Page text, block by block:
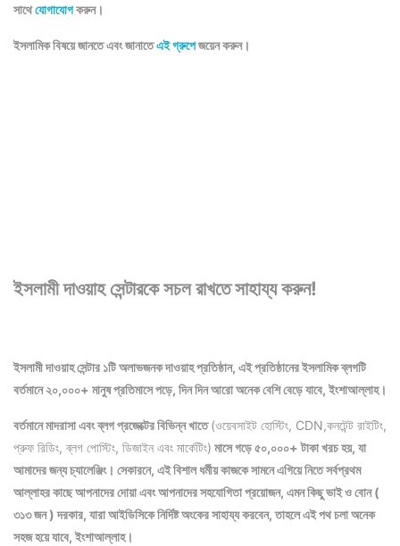
সাথেযোগাযোগকরুন।
ইসলামিক বিষয়ে জানতে এবং জানাতেএই গ্রুপেজয়েন করুন।
ইসলামী দাওয়াহ সেন্টারকে সচল রাখতে সাহায্য করুন!
ইসলামী দাওয়াহ সেন্টার ১টি অলাভজনক দাওয়াহ প্রতিষ্ঠান, এই প্রতিষ্ঠানের ইসলামিক ব্লগটি
বর্তমানে ২০,০০০+ মানুষ প্রতিমাসে পড়ে, দিন দিন আরো অনেক বেশি বেড়ে যাবে, ইংশাআল্লাহ।
বর্তমানে মাদরাসা এবং ব্লগ প্রজেক্টের বিভিন্ন খাতে(ওয়েবসাইট হোস্টিং, CDN,কনটেন্ট রাইটিং,
প্রুফ রিডিং, ব্লগ পোস্টিং, ডিজাইন এবং মার্কেটিং) মাসে গড়ে ৫০,০০০+ টাকা খরচ হয়, যা
আমাদের জন্য চ্যালেঞ্জিং। সেকারনে, এই বিশাল ধর্মীয় কাজকে সামনে এগিয়ে নিতে সর্বপ্রথম
আল্লাহর কাছে আপনাদের দোয়া এবং আপনাদের সহযোগিতা প্রয়োজন, এমন কিছু ভাই ও বোন (
৩১৩ জন ) দরকার, যারা আইডিসিকে নির্দিষ্ট অংকের সাহায্য করবেন, তাহলে এই পথ চলা অনেক
সহজ হয়ে যাবে, ইংশাআল্লাহ।